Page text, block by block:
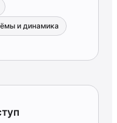
и динамика